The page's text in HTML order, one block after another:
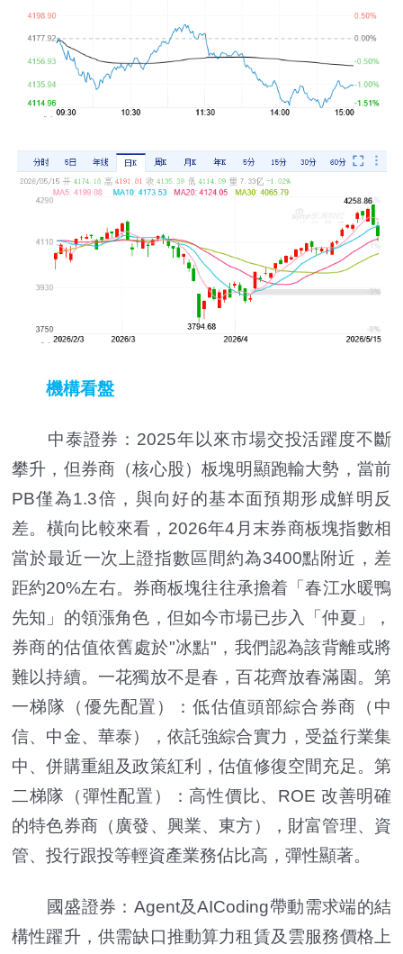
機構看盤
中泰證券：2025年以來市場交投活躍度不斷
攀升，但券商（核心股）板塊明顯跑輸大勢，當前
PB僅為1.3倍，與向好的基本面預期形成鮮明反
差。橫向比較來看，2026年4月末券商板塊指數相
當於最近一次上證指數區間約為3400點附近，差
距約20%左右。券商板塊往往承擔着「春江水暖鴨
先知」的領漲角色，但如今市場已步入「仲夏」，
券商的估值依舊處於"冰點"，我們認為該背離或將
難以持續。一花獨放不是春，百花齊放春滿園。第
一梯隊（優先配置）：低估值頭部綜合券商（中
信、中金、華泰），依託強綜合實力，受益行業集
中、併購重組及政策紅利，估值修復空間充足。第
二梯隊（彈性配置）：高性價比、ROE 改善明確
的特色券商（廣發、興業、東方），財富管理、資
管、投行跟投等輕資產業務佔比高，彈性顯著。
國盛證券：Agent及AICoding帶動需求端的結
構性躍升，供需缺口推動算力租賃及雲服務價格上